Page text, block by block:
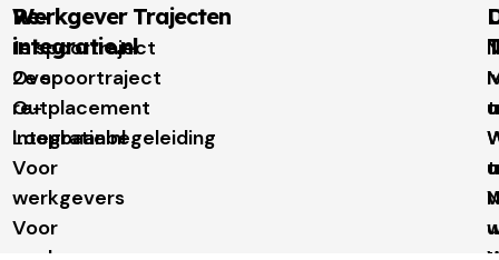
Re-
integratie.nl
Over
re-
integratie.nl
Voor
werkgevers
Voor
Werkgever Trajecten
1e spoortraject
2e spoortraject
Outplacement
Loopbaanbegeleiding